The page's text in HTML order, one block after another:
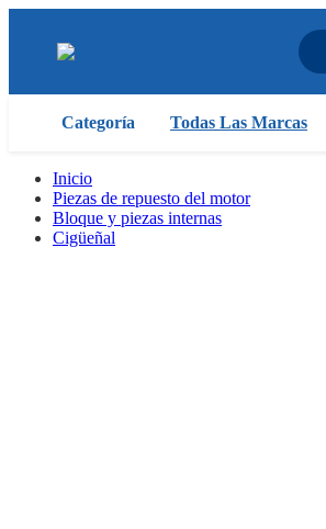
Categoría Todas Las Marcas
Inicio
Piezas de repuesto del motor
Bloque y piezas internas
Cigüeñal